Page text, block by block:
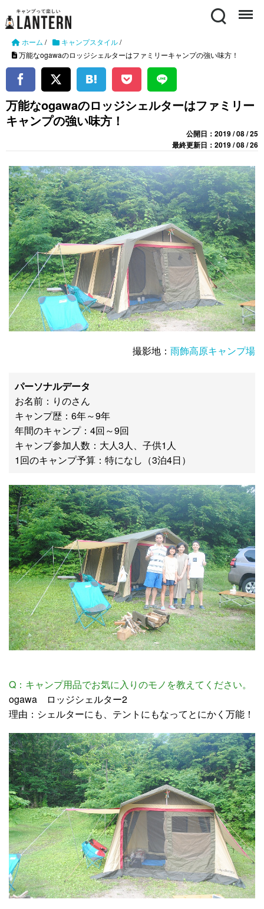
Search Menu
ホーム / キャンプスタイル/
万能なogawaのロッジシェルターはファミリーキャンプの強い味方！
万能なogawaのロッジシェルターはファミリー
キャンプの強い味方！
公開日：2019 / 08 / 25
最終更新日：2019 / 08 / 26
撮影地： 雨飾高原キャンプ場
パーソナルデータ
お名前：りのさん
キャンプ歴：6年～9年
年間のキャンプ：4回～9回
キャンプ参加人数：大人3人、子供1人
1回のキャンプ予算：特になし（3泊4日）
Q：キャンプ用品でお気に入りのモノを教えてください。
ogawa ロッジシェルター2
理由：シェルターにも、テントにもなってとにかく万能！